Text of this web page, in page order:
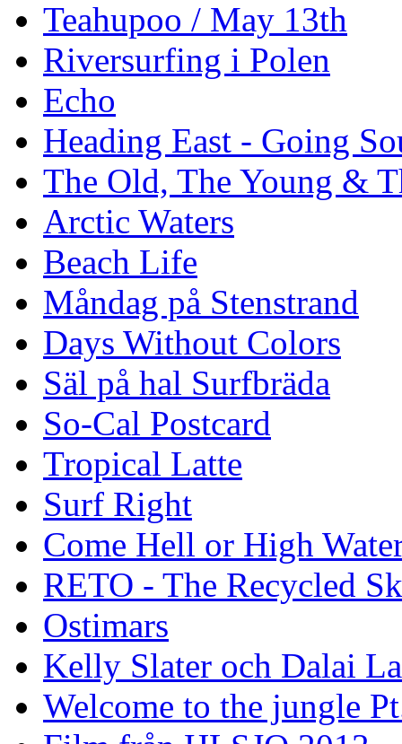
Teahupoo / May 13th
Riversurfing i Polen
Echo
Heading East - Going
The Old, The Young &
Arctic Waters
Beach Life
Måndag på Stenstrand
Days Without Colors
Säl på hal Surfbräda
So-Cal Postcard
Tropical Latte
Surf Right
Come Hell or High
RETO - The Recycled
Ostimars
Kelly Slater och Dalai
Welcome to the jungle